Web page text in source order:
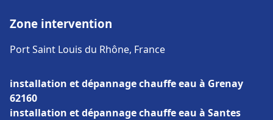
Zone intervention
Port Saint Louis du Rhône, France
installation et dépannage chauffe eau à Grenay
62160
installation et dépannage chauffe eau à Santes